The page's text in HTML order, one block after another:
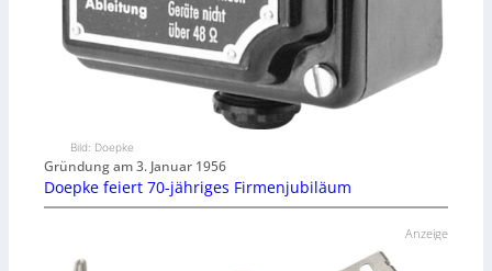
Bild: Doepke
Gründung am 3. Januar 1956
Doepke feiert 70-jähriges Firmenjubiläum
Anzeige